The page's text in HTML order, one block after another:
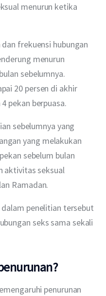
menurun ketika
frekuensi hubungan
menurun
sebelumnya.
20 persen di akhir
pekan berpuasa.
sebelumnya yang
yang melakukan
sebelum bulan
aktivitas seksual
Ramadan.
dalam penelitian tersebut
seks sama sekali
penurunan